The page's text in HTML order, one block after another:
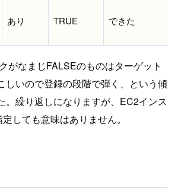
あり TRUE できた
がなまじFALSEのものはターゲット
しいので登録の段階で弾く、という傾
。繰り返しになりますが、EC2インス
しても意味はありません。